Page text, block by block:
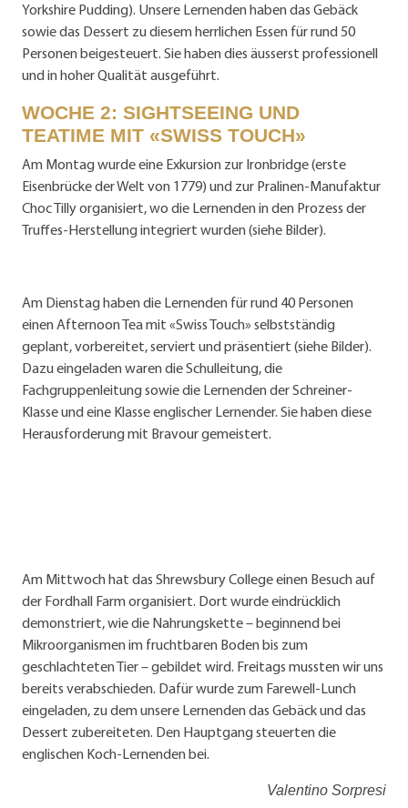
Yorkshire Pudding). Unsere Lernenden haben das Gebäck
sowie das Dessert zu diesem herrlichen Essen für rund 50
Personen beigesteuert. Sie haben dies äusserst professionell
und in hoher Qualität ausgeführt.
WOCHE 2: SIGHTSEEING UND
TEATIME MIT «SWISS TOUCH»
Am Montag wurde eine Exkursion zur Ironbridge (erste
Eisenbrücke der Welt von 1779) und zur Pralinen-Manufaktur
Choc Tilly organisiert, wo die Lernenden in den Prozess der
Truffes-Herstellung integriert wurden (siehe Bilder).
Am Dienstag haben die Lernenden für rund 40 Personen
einen Afternoon Tea mit «Swiss Touch» selbstständig
geplant, vorbereitet, serviert und präsentiert (siehe Bilder).
Dazu eingeladen waren die Schulleitung, die
Fachgruppenleitung sowie die Lernenden der Schreiner-
Klasse und eine Klasse englischer Lernender. Sie haben diese
Herausforderung mit Bravour gemeistert.
Am Mittwoch hat das Shrewsbury College einen Besuch auf
der Fordhall Farm organisiert. Dort wurde eindrücklich
demonstriert, wie die Nahrungskette – beginnend bei
Mikroorganismen im fruchtbaren Boden bis zum
geschlachteten Tier – gebildet wird. Freitags mussten wir uns
bereits verabschieden. Dafür wurde zum Farewell-Lunch
eingeladen, zu dem unsere Lernenden das Gebäck und das
Dessert zubereiteten. Den Hauptgang steuerten die
englischen Koch-Lernenden bei.
Valentino Sorpresi